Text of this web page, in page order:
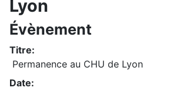
Lyon
Évènement
Titre:
Permanence au CHU de Lyon
Date: